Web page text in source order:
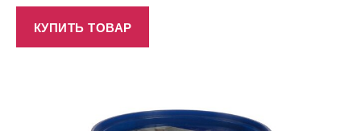
КУПИТЬ ТОВАР